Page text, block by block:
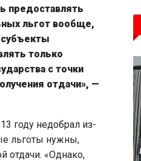
предоставлять
льгот вообще,
только
с точки
отдачи», —
году недобрал из-
льготы нужны,
отдачи. «Однако,